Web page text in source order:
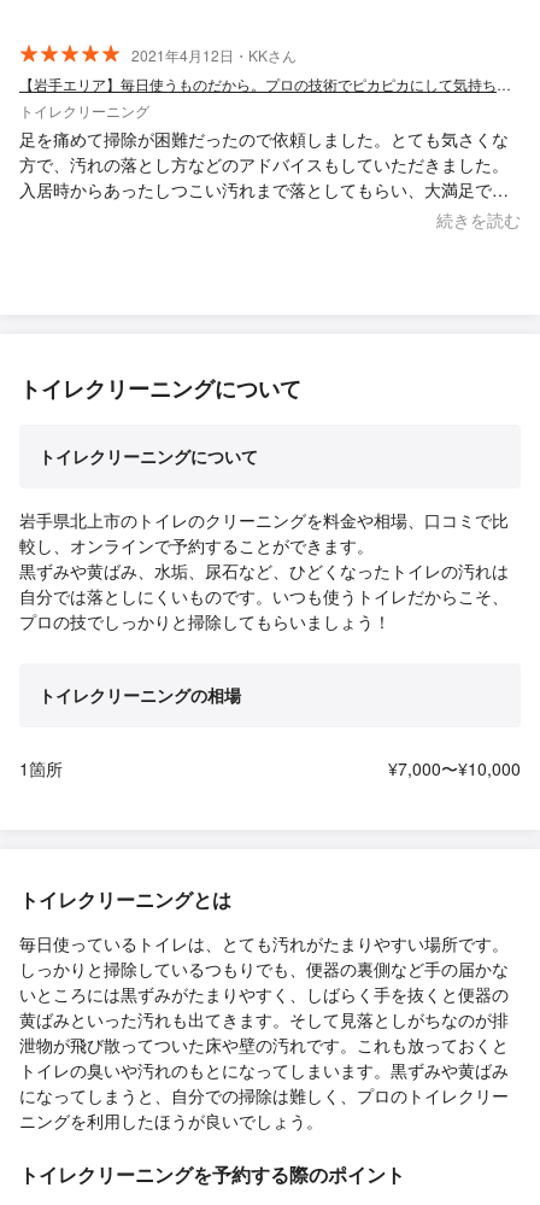
2021年4月12日・KKさん
【岩手エリア】毎日使うものだから。プロの技術でピカピカにして気持ち良く！
トイレクリーニング
足を痛めて掃除が困難だったので依頼しました。とても気さくな
方で、汚れの落とし方などのアドバイスもしていただきました。
入居時からあったしつこい汚れまで落としてもらい、大満足で
続きを読む
トイレクリーニングについて
トイレクリーニングについて
岩手県北上市のトイレのクリーニングを料金や相場、口コミで比
較し、オンラインで予約することができます。
黒ずみや黄ばみ、水垢、尿石など、ひどくなったトイレの汚れは
自分では落としにくいものです。いつも使うトイレだからこそ、
プロの技でしっかりと掃除してもらいましょう！
トイレクリーニングの相場
1箇所 ¥7,000〜¥10,000
トイレクリーニングとは
毎日使っているトイレは、とても汚れがたまりやすい場所です。
しっかりと掃除しているつもりでも、便器の裏側など手の届かな
いところには黒ずみがたまりやすく、しばらく手を抜くと便器の
黄ばみといった汚れも出てきます。そして見落としがちなのが排
泄物が飛び散ってついた床や壁の汚れです。これも放っておくと
トイレの臭いや汚れのもとになってしまいます。黒ずみや黄ばみ
になってしまうと、自分での掃除は難しく、プロのトイレクリー
ニングを利用したほうが良いでしょう。
トイレクリーニングを予約する際のポイント